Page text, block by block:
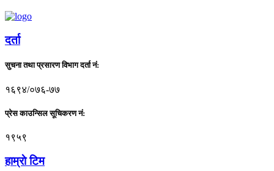
दर्ता
सुचना तथा प्रसारण विभाग दर्ता नं:
१६९४/०७६-७७
प्रेस काउन्सिल सूचिकरण नं:
१९५९
हाम्राे टिम